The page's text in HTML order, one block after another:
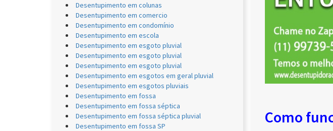
Desentupimento em colunas
Desentupimento em comercio
Desentupimento em condomínio
Desentupimento em escola
Desentupimento em esgoto pluvial
Desentupimento em esgoto pluvial
Desentupimento em esgoto pluvial
Desentupimento em esgotos em geral pluvial
Desentupimento em esgotos pluviais
Desentupimento em fossa
Desentupimento em fossa séptica
Desentupimento em fossa séptica pluvial
Desentupimento em fossa SP
Como